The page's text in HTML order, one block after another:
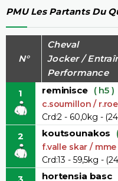
PMU Les Partants Du
N°
Cheval
Jocker /
Performance
1
reminisce ( h5 )
c.soumillon /
Crd:2 - 60,0kg -
2 koutsounakos
f.valle skar /
Crd:13 - 59,5kg -
hortensia basc